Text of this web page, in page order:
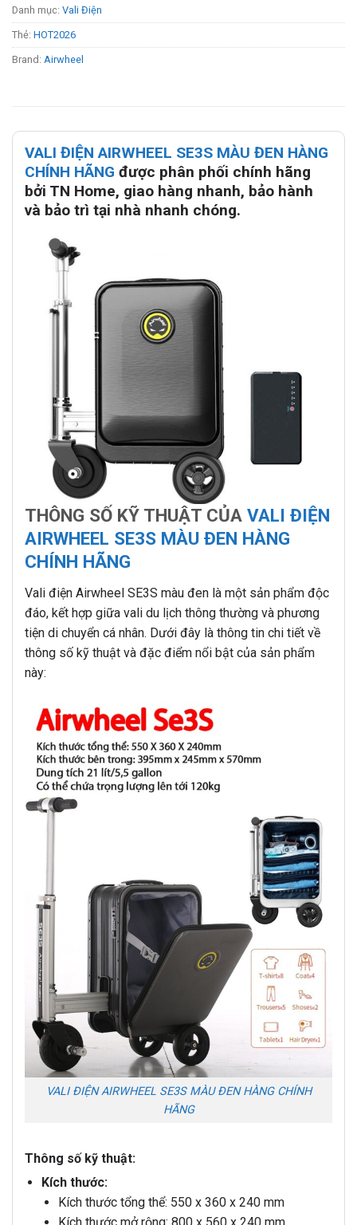
Danh mục: Vali Điện
Thẻ: HOT2026
Brand: Airwheel
VALI ĐIỆN AIRWHEEL SE3S MÀU ĐEN HÀNG
CHÍNH HÃNG được phân phối chính hãng
bởi TN Home, giao hàng nhanh, bảo hành
và bảo trì tại nhà nhanh chóng.
THÔNG SỐ KỸ THUẬT CỦA VALI ĐIỆN
AIRWHEEL SE3S MÀU ĐEN HÀNG
CHÍNH HÃNG
Vali điện Airwheel SE3S màu đen là một sản phẩm độc
đáo, kết hợp giữa vali du lịch thông thường và phương
tiện di chuyển cá nhân. Dưới đây là thông tin chi tiết về
thông số kỹ thuật và đặc điểm nổi bật của sản phẩm
này:
VALI ĐIỆN AIRWHEEL SE3S MÀU ĐEN HÀNG CHÍNH
HÃNG
Thông số kỹ thuật:
Kích thước:
Kích thước tổng thể: 550 x 360 x 240 mm